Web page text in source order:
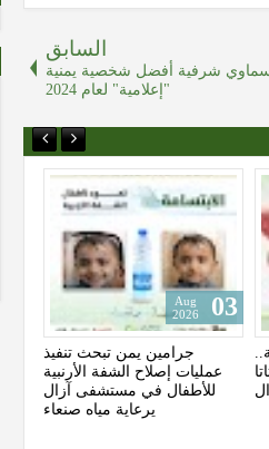
السابق
شرفية أفضل شخصية يمنية
"إعلامية" لعام 2024
لمرضى السكري.. خارطة
صباحية مجانية لضبط سكر الدم
بلا دواء
24
Jul
2026